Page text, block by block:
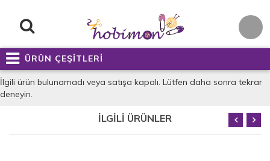
ÜRÜN ÇEŞİTLERİ
İlgili ürün bulunamadı veya satışa kapalı. Lütfen daha sonra tekrar
deneyin.
İLGİLİ ÜRÜNLER